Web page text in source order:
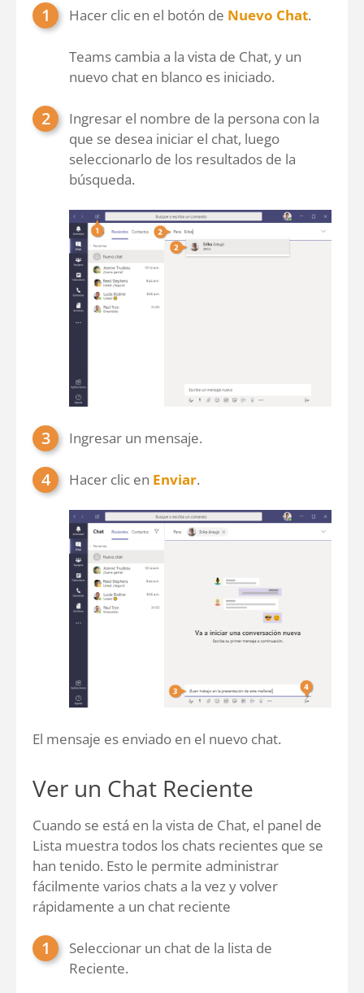
Hacer clic en el botón de Nuevo Chat.
Teams cambia a la vista de Chat, y un
nuevo chat en blanco es iniciado.
Ingresar el nombre de la persona con la
que se desea iniciar el chat, luego
seleccionarlo de los resultados de la
búsqueda.
Ingresar un mensaje.
Hacer clic en Enviar.
El mensaje es enviado en el nuevo chat.
Ver un Chat Reciente
Cuando se está en la vista de Chat, el panel de
Lista muestra todos los chats recientes que se
han tenido. Esto le permite administrar
fácilmente varios chats a la vez y volver
rápidamente a un chat reciente
Seleccionar un chat de la lista de
Reciente.